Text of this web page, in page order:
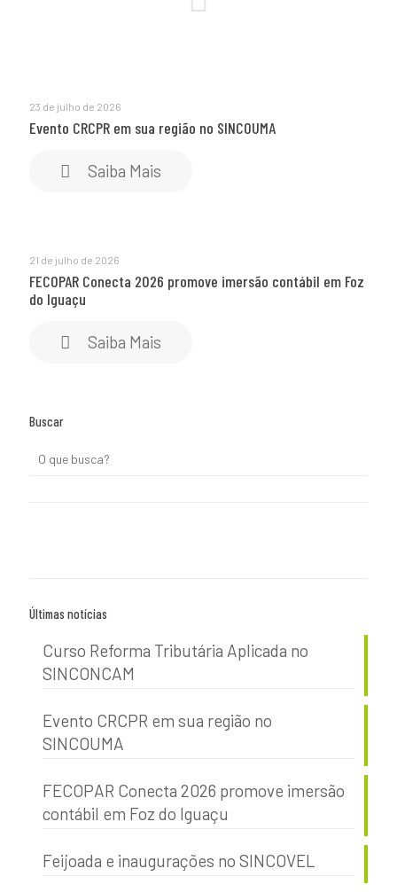
23 de julho de 2026
Evento CRCPR em sua região no SINCOUMA
Saiba Mais
21 de julho de 2026
FECOPAR Conecta 2026 promove imersão contábil em Foz
do Iguaçu
Saiba Mais
Buscar
Últimas notícias
Curso Reforma Tributária Aplicada no
SINCONCAM
Evento CRCPR em sua região no
SINCOUMA
FECOPAR Conecta 2026 promove imersão
contábil em Foz do Iguaçu
Feijoada e inaugurações no SINCOVEL